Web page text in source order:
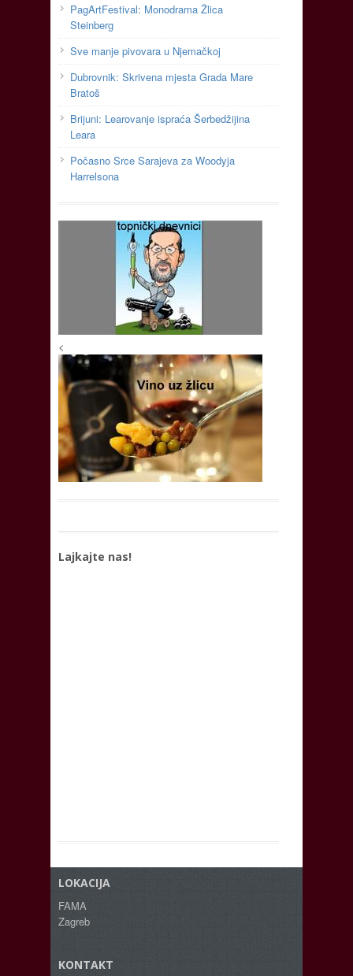
PagArtFestival: Monodrama Žlica
Steinberg
Sve manje pivovara u Njemačkoj
Dubrovnik: Skrivena mjesta Grada Mare
Bratoš
Brijuni: Learovanje ispraća Šerbedžijina
Leara
Počasno Srce Sarajeva za Woodyja
Harrelsona
<
Lajkajte nas!
LOKACIJA
FAMA
Zagreb
KONTAKT